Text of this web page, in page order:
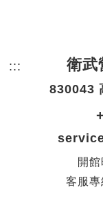
::: 頁尾網站資
衛武
830043
開館
客服專